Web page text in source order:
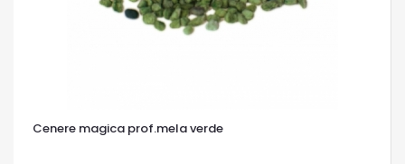
Cenere magica prof.mela verde